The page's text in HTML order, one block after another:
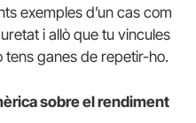
exemples d’un cas com
i allò que tu vincules
ganes de repetir-ho.
sobre el rendiment